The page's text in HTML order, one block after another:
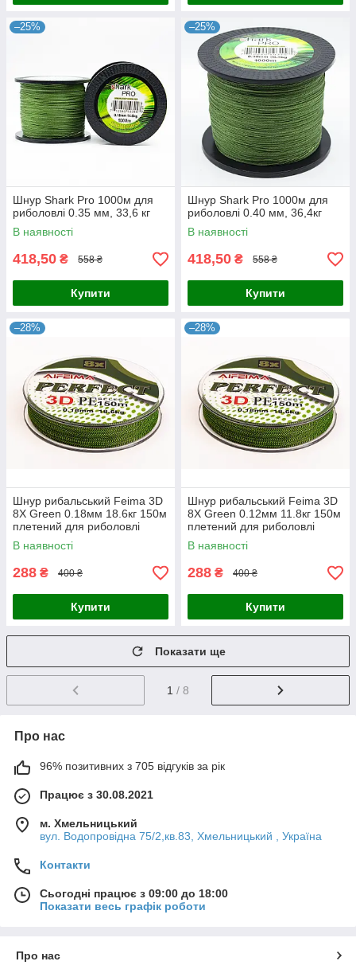
–25%
Шнур Shark Pro 1000м для
риболовлі 0.35 мм, 33,6 кг
В наявності
418,50 ₴ 558 ₴
Купити
–25%
Шнур Shark Pro 1000м для
риболовлі 0.40 мм, 36,4кг
В наявності
418,50 ₴ 558 ₴
Купити
–28%
Шнур рибальський Feima 3D
8X Green 0.18мм 18.6кг 150м
плетений для риболовлі
В наявності
288 ₴ 400 ₴
Купити
–28%
Шнур рибальський Feima 3D
8X Green 0.12мм 11.8кг 150м
плетений для риболовлі
В наявності
288 ₴ 400 ₴
Купити
Показати ще
1 / 8
Про нас
96% позитивних з 705 відгуків за рік
Працює з 30.08.2021
м. Хмельницький
вул. Водопровідна 75/2,кв.83, Хмельницький , Україна
Контакти
Сьогодні працює з 09:00 до 18:00
Показати весь графік роботи
Про нас